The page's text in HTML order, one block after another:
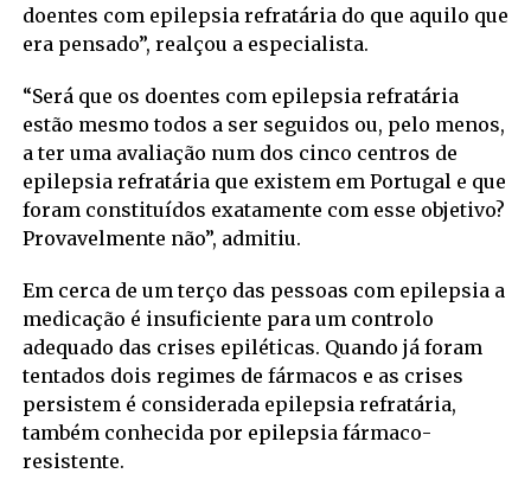
doentes com epilepsia refratária do que aquilo que
era pensado”, realçou a especialista.
“Será que os doentes com epilepsia refratária
estão mesmo todos a ser seguidos ou, pelo menos,
a ter uma avaliação num dos cinco centros de
epilepsia refratária que existem em Portugal e que
foram constituídos exatamente com esse objetivo?
Provavelmente não”, admitiu.
Em cerca de um terço das pessoas com epilepsia a
medicação é insuficiente para um controlo
adequado das crises epiléticas. Quando já foram
tentados dois regimes de fármacos e as crises
persistem é considerada epilepsia refratária,
também conhecida por epilepsia fármaco-
resistente.